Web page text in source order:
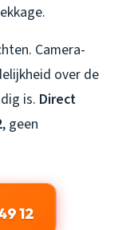
Camera-
over de
is. Direct
, geen
12